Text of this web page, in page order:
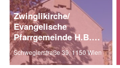
Zwinglikirche/
Evangelische
Pfarrgemeinde H.B.
Wien-West
Schweglerstraße 39, 1150 Wien